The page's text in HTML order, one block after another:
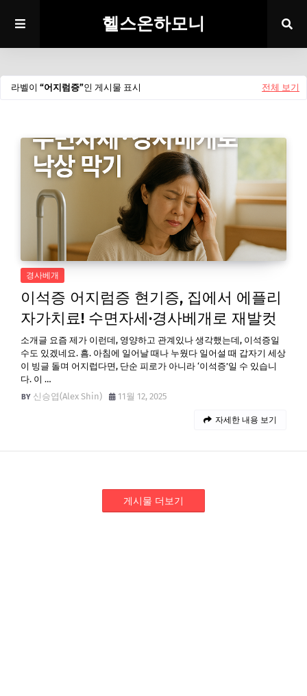
헬스온하모니
라벨이 어지럼증 인 게시물 표시 전체 보기
경사베개
이석증 어지럼증 현기증, 집에서 에플리
자가치료! 수면자세·경사베개로 재발컷
소개글 요즘 제가 이런데, 영양하고 관계있나 생각했는데, 이석증일
수도 있겠네요. 흠. 아침에 일어날 때나 누웠다 일어설 때 갑자기 세상
이 빙글 돌며 어지럽다면, 단순 피로가 아니라 ‘이석증’일 수 있습니
다. 이 …
신승엽(Alex Shin)
11월 12, 2025
자세한 내용 보기
게시물 더보기